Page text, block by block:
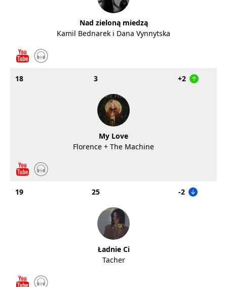
Nad zieloną miedzą
Kamil Bednarek i Dana Vynnytska
18 3 +2
My Love
Florence + The Machine
19 25 -2
Ładnie Ci
Tacher